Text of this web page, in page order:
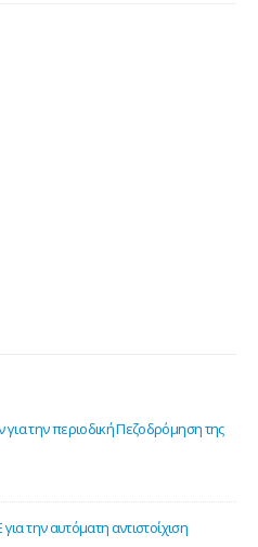
την περιοδική Πεζοδρόμηση της
την αυτόματη αντιστοίχιση